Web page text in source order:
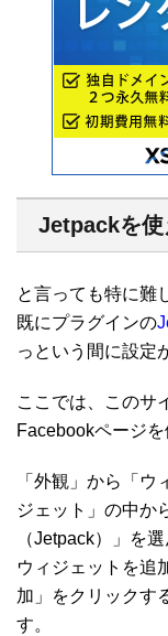
Jetpackを使
と言っても特に難
既にプラグインの
っという間に設定
ここでは、このサ
Facebookページを
「外観」から「
ジェット」の中か
（Jetpack）」を
ウィジェットを追
加」をクリックす
す。